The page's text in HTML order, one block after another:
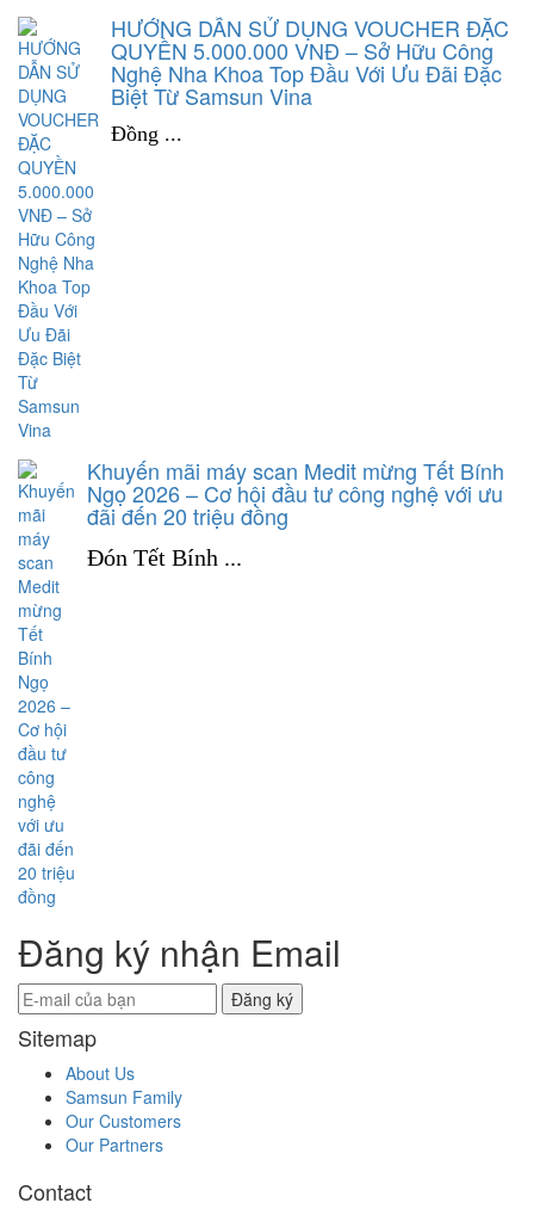
HƯỚNG DẪN SỬ DỤNG VOUCHER ĐẶC
QUYỀN 5.000.000 VNĐ – Sở Hữu Công
Nghệ Nha Khoa Top Đầu Với Ưu Đãi Đặc
Biệt Từ Samsun Vina
Đồng ...
Khuyến mãi máy scan Medit mừng Tết Bính
Ngọ 2026 – Cơ hội đầu tư công nghệ với ưu
đãi đến 20 triệu đồng
Đón Tết Bính ...
Đăng ký nhận Email
Đăng ký
Sitemap
About Us
Samsun Family
Our Customers
Our Partners
Contact